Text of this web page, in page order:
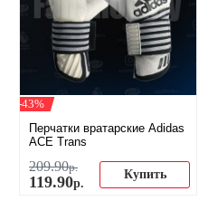
-43%
Перчатки вратарские Adidas
ACE Trans
209.90р.
119.90р.
Купить